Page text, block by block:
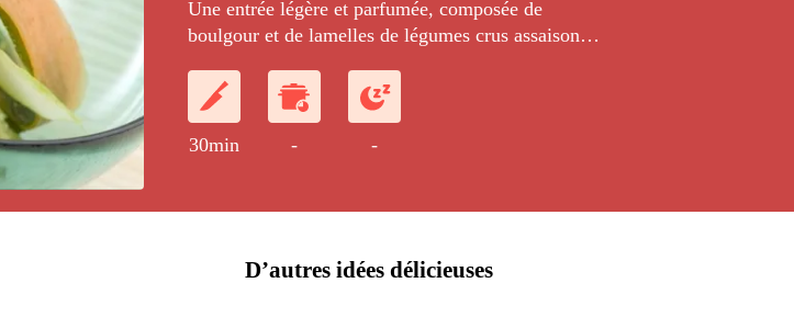
Une entrée légère et parfumée, composée de
boulgour et de lamelles de légumes crus assaisonnés
30min - -
D’autres idées délicieuses